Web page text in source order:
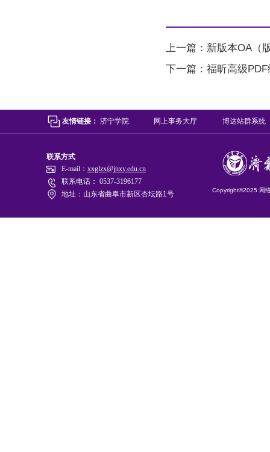
上一篇： 新版本OA（
下一篇：福昕高级
友情链接： 济宁学院 网上事务大厅 博达站群系统
联系方式
E-mail： xxglzx@jnxy.edu.cn
联系电话： 0537-3196177
地址：山东省曲阜市新区杏坛路1号
Copyright©2025 网